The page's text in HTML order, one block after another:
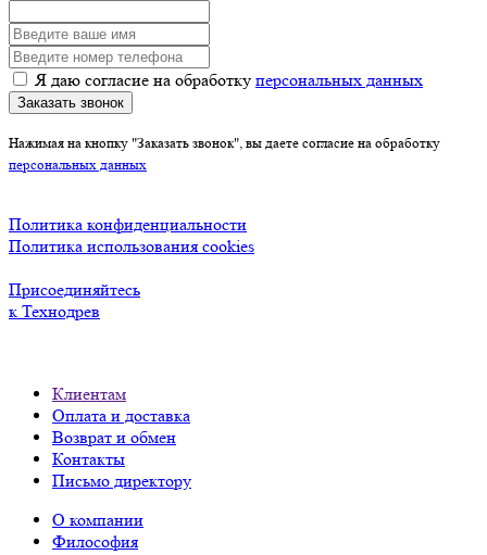
Я даю согласие на обработку персональных данных
Заказать звонок
Нажимая на кнопку "Заказать звонок", вы даете согласие на обработку
персональных данных
Политика конфиденциальности
Политика использования cookies
Присоединяйтесь
к Технодрев
Клиентам
Оплата и доставка
Возврат и обмен
Контакты
Письмо директору
О компании
Философия